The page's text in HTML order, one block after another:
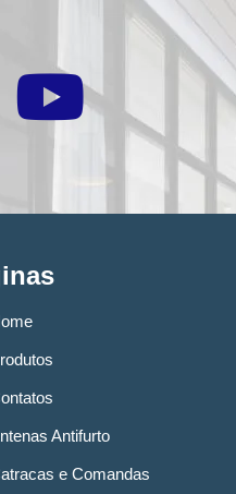
Antifurto
e Comandas